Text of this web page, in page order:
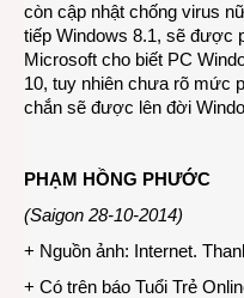
còn cập nhật chống virus
tiếp Windows 8.1, sẽ được
Microsoft cho biết PC
10, tuy nhiên chưa rõ mức
chắn sẽ được lên đời
PHẠM HỒNG PHƯỚC
(Saigon 28-10-2014)
+ Nguồn ảnh: Internet.
+ Có trên báo Tuổi Trẻ